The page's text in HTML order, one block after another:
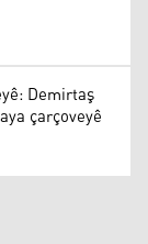
Demirtaş
çarçoveyê